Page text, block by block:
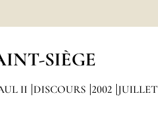
SIÈGE
II DISCOURS 2002 JUILLET